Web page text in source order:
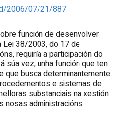
2006/07/21/887
función de desenvolver
Lei 38/2003, do 17 de
requiría a participación do
súa vez, unha función que ten
que busca determinantemente
e sistemas de
substanciais na xestión
nosas administracións